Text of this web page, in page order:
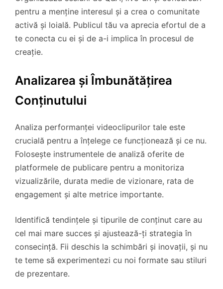
pentru a menține interesul și a crea o comunitate
activă și loială. Publicul tău va aprecia efortul de a
te conecta cu ei și de a-i implica în procesul de
creație.
Analizarea și Îmbunătățirea
Conținutului
Analiza performanței videoclipurilor tale este
crucială pentru a înțelege ce funcționează și ce nu.
Folosește instrumentele de analiză oferite de
platformele de publicare pentru a monitoriza
vizualizările, durata medie de vizionare, rata de
engagement și alte metrice importante.
Identifică tendințele și tipurile de conținut care au
cel mai mare succes și ajustează-ți strategia în
consecință. Fii deschis la schimbări și inovații, și nu
te teme să experimentezi cu noi formate sau stiluri
de prezentare.